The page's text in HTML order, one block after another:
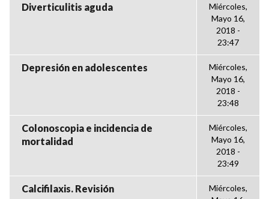
Diverticulitis aguda
Miércoles,
Mayo 16,
2018 -
23:47
Depresión en adolescentes
Miércoles,
Mayo 16,
2018 -
23:48
Colonoscopia e incidencia de
mortalidad
Miércoles,
Mayo 16,
2018 -
23:49
Calcifilaxis. Revisión
Miércoles,